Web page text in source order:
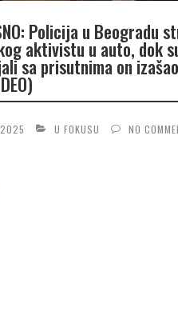
Policija u Beogradu
aktivistu u auto, dok
sa prisutnima on
U FOKUSU NO